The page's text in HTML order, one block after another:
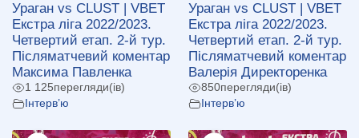
Ураган vs CLUST | VBET
Екстра ліга 2022/2023.
Четвертий етап. 2-й тур.
Післяматчевий коментар
Максима Павленка
1 125перегляди(ів)
Інтерв’ю
Ураган vs CLUST | VBET
Екстра ліга 2022/2023.
Четвертий етап. 2-й тур.
Післяматчевий коментар
Валерія Директоренка
850перегляди(ів)
Інтерв’ю